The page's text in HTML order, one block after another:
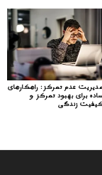
عدم تمرکز: راهکارهای
برای بهبود تمرکز و
زندگی